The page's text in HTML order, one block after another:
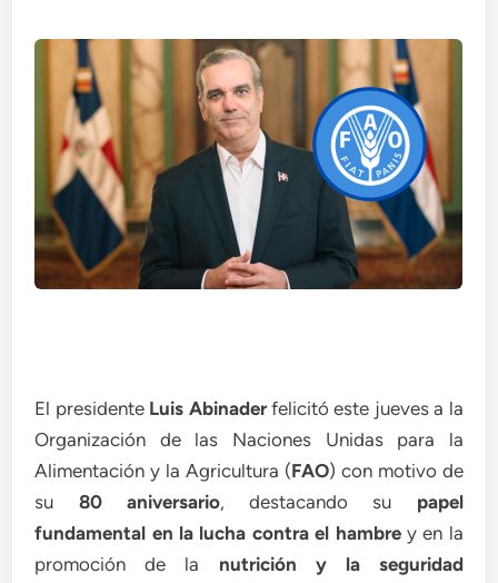
El presidente Luis Abinaderfelicitó este jueves a la
Organización de las Naciones Unidas para la
Alimentación y la Agricultura (FAO) con motivo de
su 80 aniversario, destacando su papel
fundamental en la lucha contra el hambrey en la
promoción de la nutrición y la seguridad